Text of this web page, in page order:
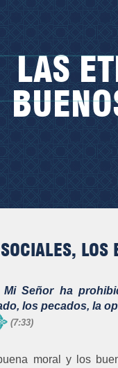
LAS
Mi Señor ha
los pecados, la
(7:33)
moral y los